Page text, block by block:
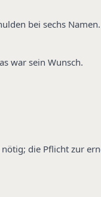
bei sechs
war sein Wunsch.
die Pflicht zur